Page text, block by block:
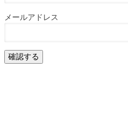
メールアドレス